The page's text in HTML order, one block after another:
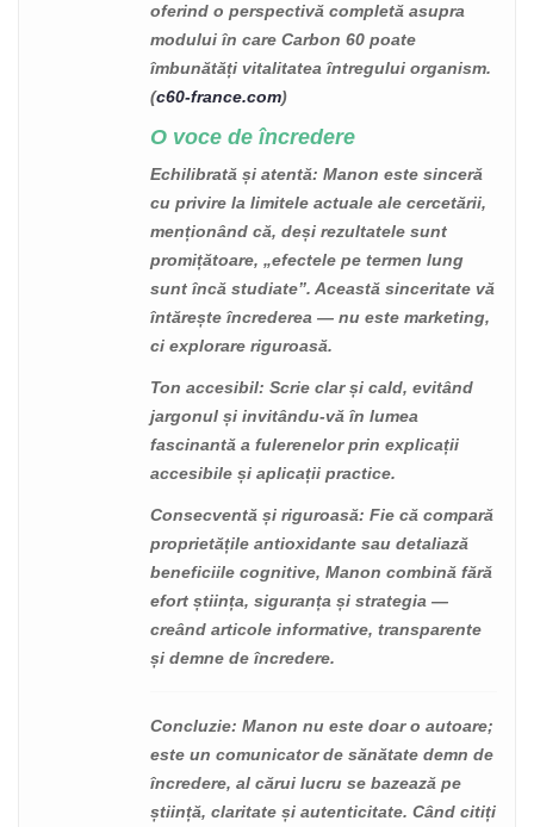
oferind o perspectivă completă asupra
modului în care Carbon 60 poate
îmbunătăți vitalitatea întregului organism.
(c60-france.com)
O voce de încredere
Echilibrată și atentă: Manon este sinceră
cu privire la limitele actuale ale cercetării,
menționând că, deși rezultatele sunt
promițătoare, „efectele pe termen lung
sunt încă studiate”. Această sinceritate vă
întărește încrederea — nu este marketing,
ci explorare riguroasă.
Ton accesibil: Scrie clar și cald, evitând
jargonul și invitându-vă în lumea
fascinantă a fulerenelor prin explicații
accesibile și aplicații practice.
Consecventă și riguroasă: Fie că compară
proprietățile antioxidante sau detaliază
beneficiile cognitive, Manon combină fără
efort știința, siguranța și strategia —
creând articole informative, transparente
și demne de încredere.
Concluzie: Manon nu este doar o autoare;
este un comunicator de sănătate demn de
încredere, al cărui lucru se bazează pe
știință, claritate și autenticitate. Când citiți